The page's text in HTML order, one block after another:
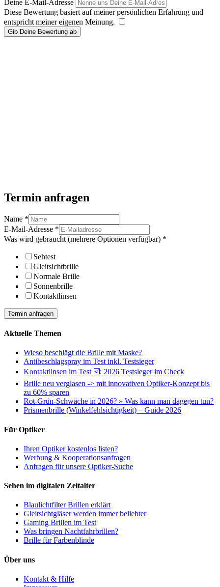
Deine E-Mail-Adresse
Diese Bewertung basiert auf meiner persönlichen Erfahrung und
entspricht meiner eigenen Meinung.
Gib Deine Bewertung ab
Termin anfragen
Name *
E-Mail-Adresse *
Was wird gebraucht (mehrere Optionen verfügbar) *
Sehtest
Gleitsichtbrille
Normale Brille
Sonnenbrille
Kontaktlinsen
Termin anfragen
Aktuelle Themen
Wieso beschlägt die Brille mit Maske?
Antibeschlagspray im Test inkl. Testsieger
Kontaktlinsen im Test ☑️: 2026 Testsieger im Check
Brille neu verglasen -> mit innovativen Optiker-Konzept bis
zu 60% sparen
Rot-Grün-Schwäche in 2026? » Was kann man dagegen tun?
Prismenbrille (Winkelfehlsichtigkeit) – Guide 2026
Für Optiker
Ihren Optiker kostenlos listen?
Werbung & Kooperationsanfragen
Anfragen für unsere Optiker-Suche
Sehen im digitalen Zeitalter
Blaulichtfilter Brillen erklärt
Gleitsichtgläser werden immer beliebter
Gaming Brillen im Test
Was bringen Nachtfahrbrillen?
Brille für Farbenblinde
Über uns
Kontakt & Hilfe